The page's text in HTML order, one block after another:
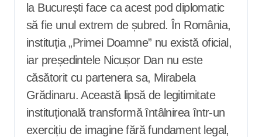
la București face ca acest pod diplomatic
să fie unul extrem de șubred. În România,
instituția „Primei Doamne” nu există oficial,
iar președintele Nicușor Dan nu este
căsătorit cu partenera sa, Mirabela
Grădinaru. Această lipsă de legitimitate
instituțională transformă întâlnirea într-un
exercițiu de imagine fără fundament legal,